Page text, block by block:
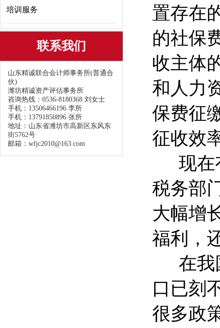
培训服务
联系我们
山东精诚联合会计师事务所(普通合
伙)
潍坊精诚资产评估事务所
咨询热线：0536-8180368 刘女士
手机：13506466196 李所
手机：13791850896 张所
地址：山东省潍坊市高新区东风东
街5762号
邮箱：wfjc2010@163.com
置存在
的社保
收主体
和人力
保费征
征收效
现在
税务部
大幅增
福利，
在我
口已刻
很多政